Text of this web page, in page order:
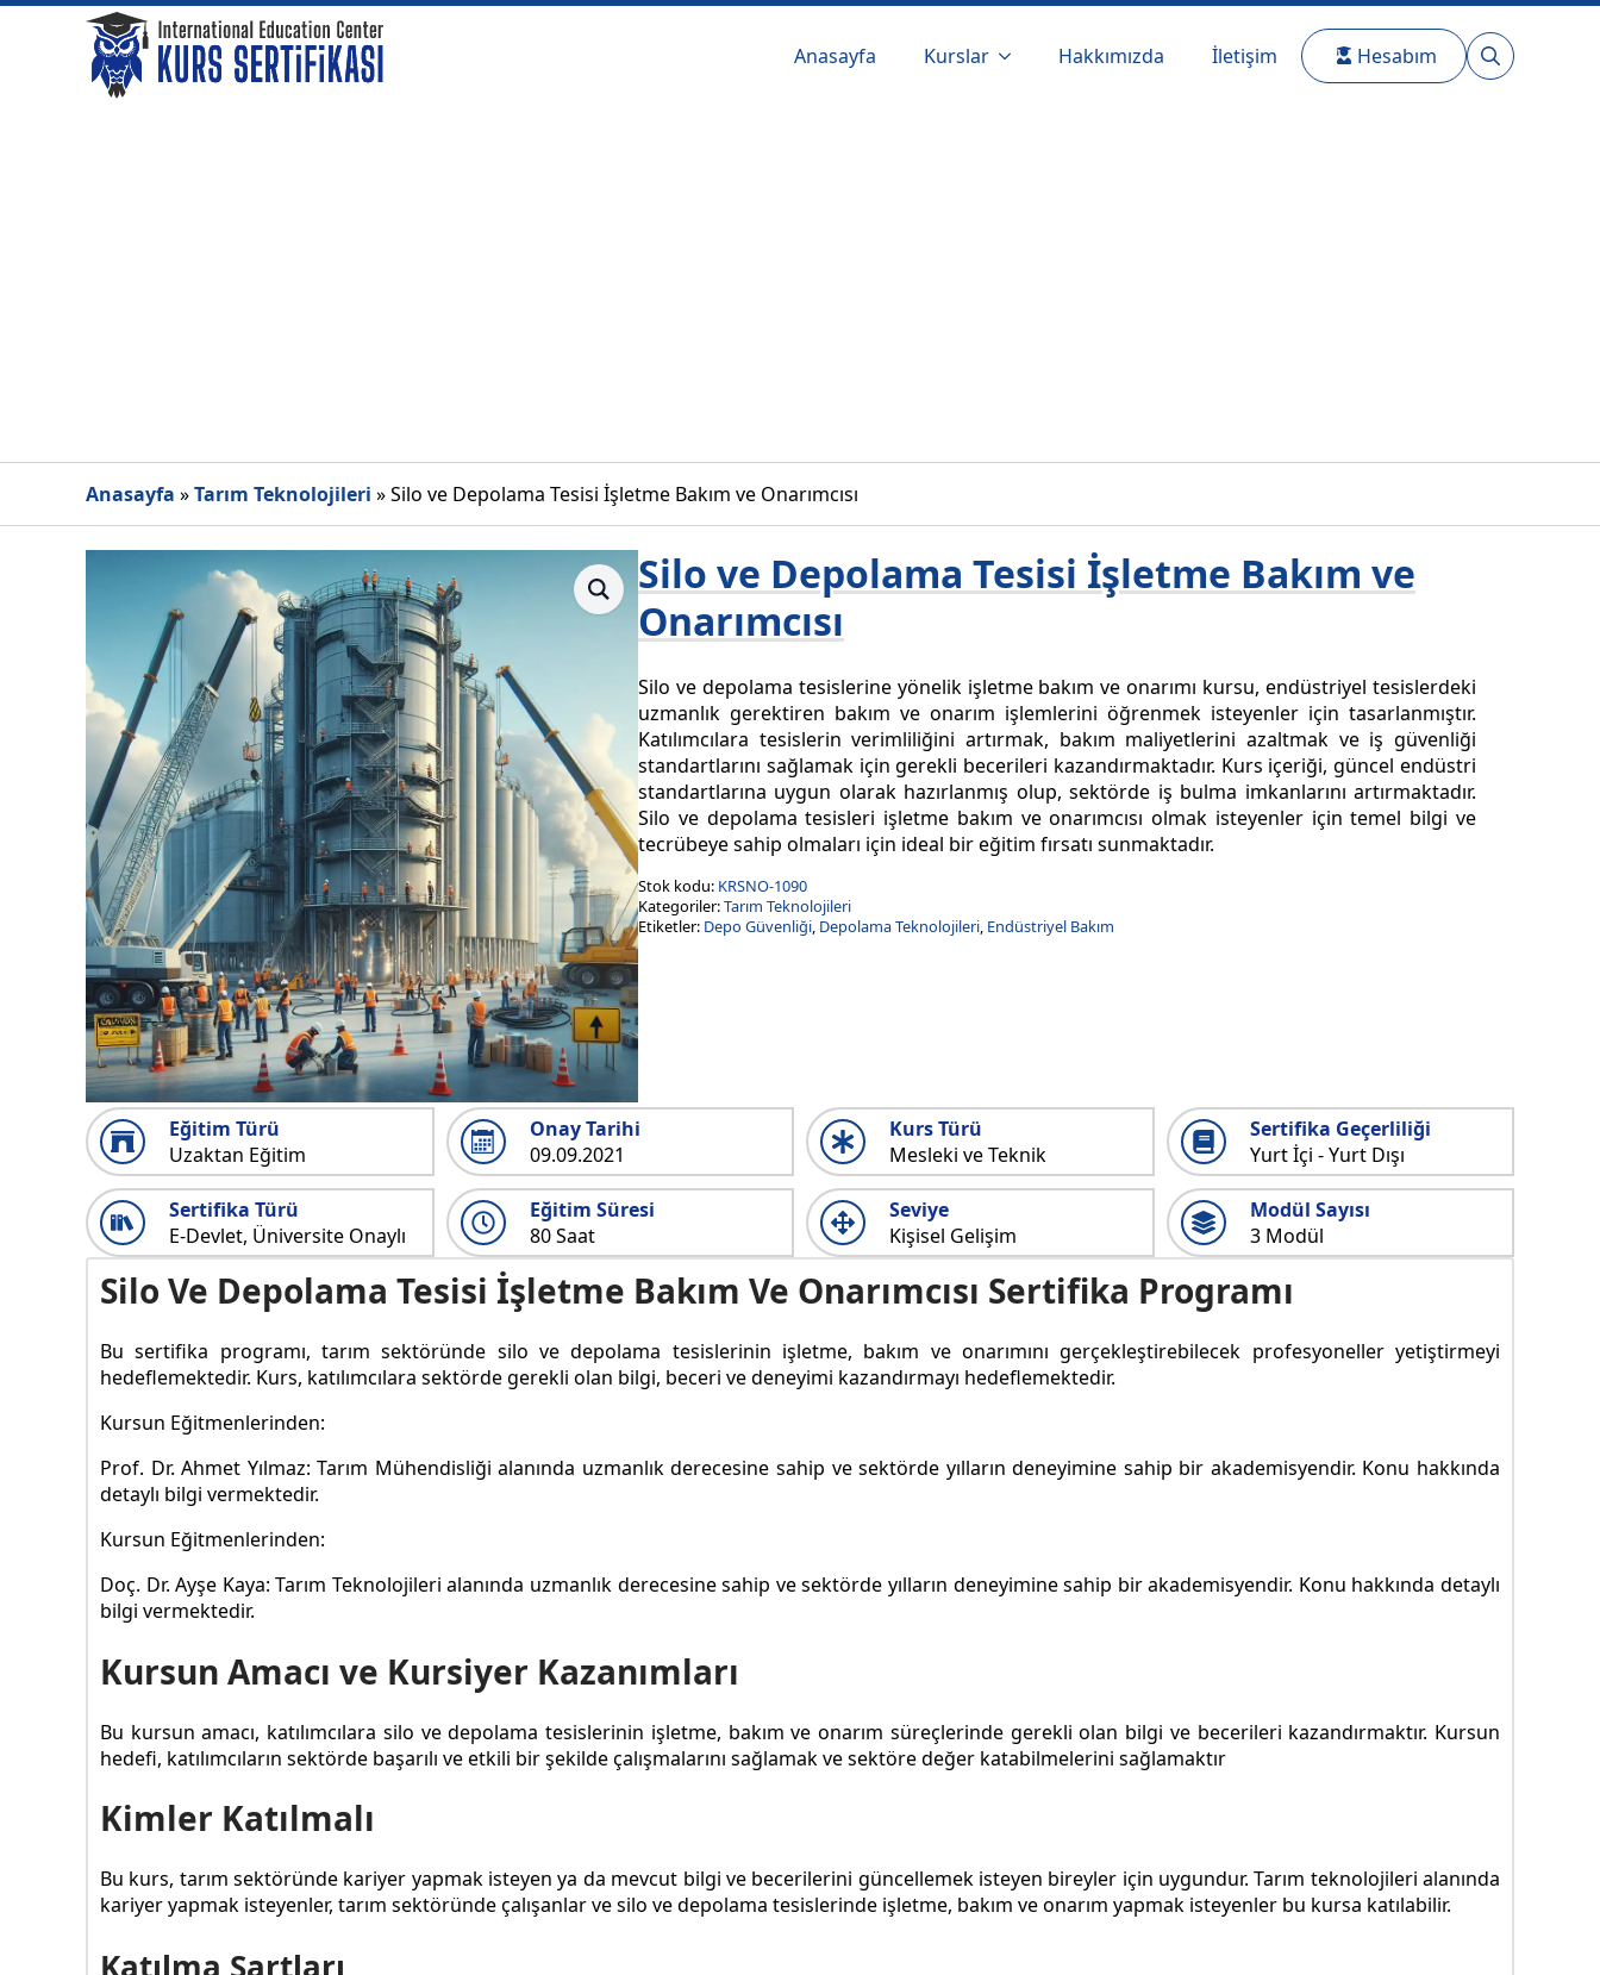
Anasayfa Kurslar Hakkımızda İletişim
Hesabım
Anasayfa »Tarım Teknolojileri »Silo ve Depolama Tesisi İşletme Bakım ve Onarımcısı
Silo ve Depolama Tesisi İşletme Bakım ve
Onarımcısı
Silo ve depolama tesislerine yönelik işletme bakım ve onarımı kursu, endüstriyel tesislerdeki
uzmanlık gerektiren bakım ve onarım işlemlerini öğrenmek isteyenler için tasarlanmıştır.
Katılımcılara tesislerin verimliliğini artırmak, bakım maliyetlerini azaltmak ve iş güvenliği
standartlarını sağlamak için gerekli becerileri kazandırmaktadır. Kurs içeriği, güncel endüstri
standartlarına uygun olarak hazırlanmış olup, sektörde iş bulma imkanlarını artırmaktadır.
Silo ve depolama tesisleri işletme bakım ve onarımcısı olmak isteyenler için temel bilgi ve
tecrübeye sahip olmaları için ideal bir eğitim fırsatı sunmaktadır.
Stok kodu: KRSNO-1090
Kategoriler:Tarım Teknolojileri
Etiketler: Depo Güvenliği, Depolama Teknolojileri, Endüstriyel Bakım
Eğitim Türü
Uzaktan Eğitim
Onay Tarihi
09.09.2021
Kurs Türü
Mesleki ve Teknik
Sertifika Geçerliliği
Yurt İçi - Yurt Dışı
Sertifika Türü
E-Devlet, Üniversite Onaylı
Eğitim Süresi
80 Saat
Seviye
Kişisel Gelişim
Modül Sayısı
3 Modül
Silo Ve Depolama Tesisi İşletme Bakım Ve Onarımcısı Sertifika Programı
Bu sertifika programı, tarım sektöründe silo ve depolama tesislerinin işletme, bakım ve onarımını gerçekleştirebilecek profesyoneller yetiştirmeyi
hedeflemektedir. Kurs, katılımcılara sektörde gerekli olan bilgi, beceri ve deneyimi kazandırmayı hedeflemektedir.
Kursun Eğitmenlerinden:
Prof. Dr. Ahmet Yılmaz: Tarım Mühendisliği alanında uzmanlık derecesine sahip ve sektörde yılların deneyimine sahip bir akademisyendir. Konu hakkında
detaylı bilgi vermektedir.
Kursun Eğitmenlerinden:
Doç. Dr. Ayşe Kaya: Tarım Teknolojileri alanında uzmanlık derecesine sahip ve sektörde yılların deneyimine sahip bir akademisyendir. Konu hakkında detaylı
bilgi vermektedir.
Kursun Amacı ve Kursiyer Kazanımları
Bu kursun amacı, katılımcılara silo ve depolama tesislerinin işletme, bakım ve onarım süreçlerinde gerekli olan bilgi ve becerileri kazandırmaktır. Kursun
hedefi, katılımcıların sektörde başarılı ve etkili bir şekilde çalışmalarını sağlamak ve sektöre değer katabilmelerini sağlamaktır
Kimler Katılmalı
Bu kurs, tarım sektöründe kariyer yapmak isteyen ya da mevcut bilgi ve becerilerini güncellemek isteyen bireyler için uygundur. Tarım teknolojileri alanında
kariyer yapmak isteyenler, tarım sektöründe çalışanlar ve silo ve depolama tesislerinde işletme, bakım ve onarım yapmak isteyenler bu kursa katılabilir.